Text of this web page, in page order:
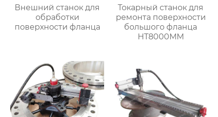
Внешний станок для
обработки
поверхности фланца
Токарный станок для
ремонта поверхности
большого фланца
HT8000MM